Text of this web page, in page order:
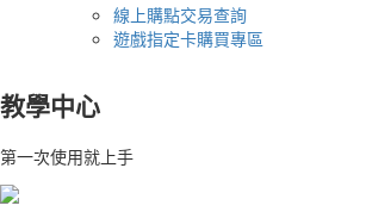
線上購點交易查詢
遊戲指定卡購買專區
教學中心
第一次使用就上手